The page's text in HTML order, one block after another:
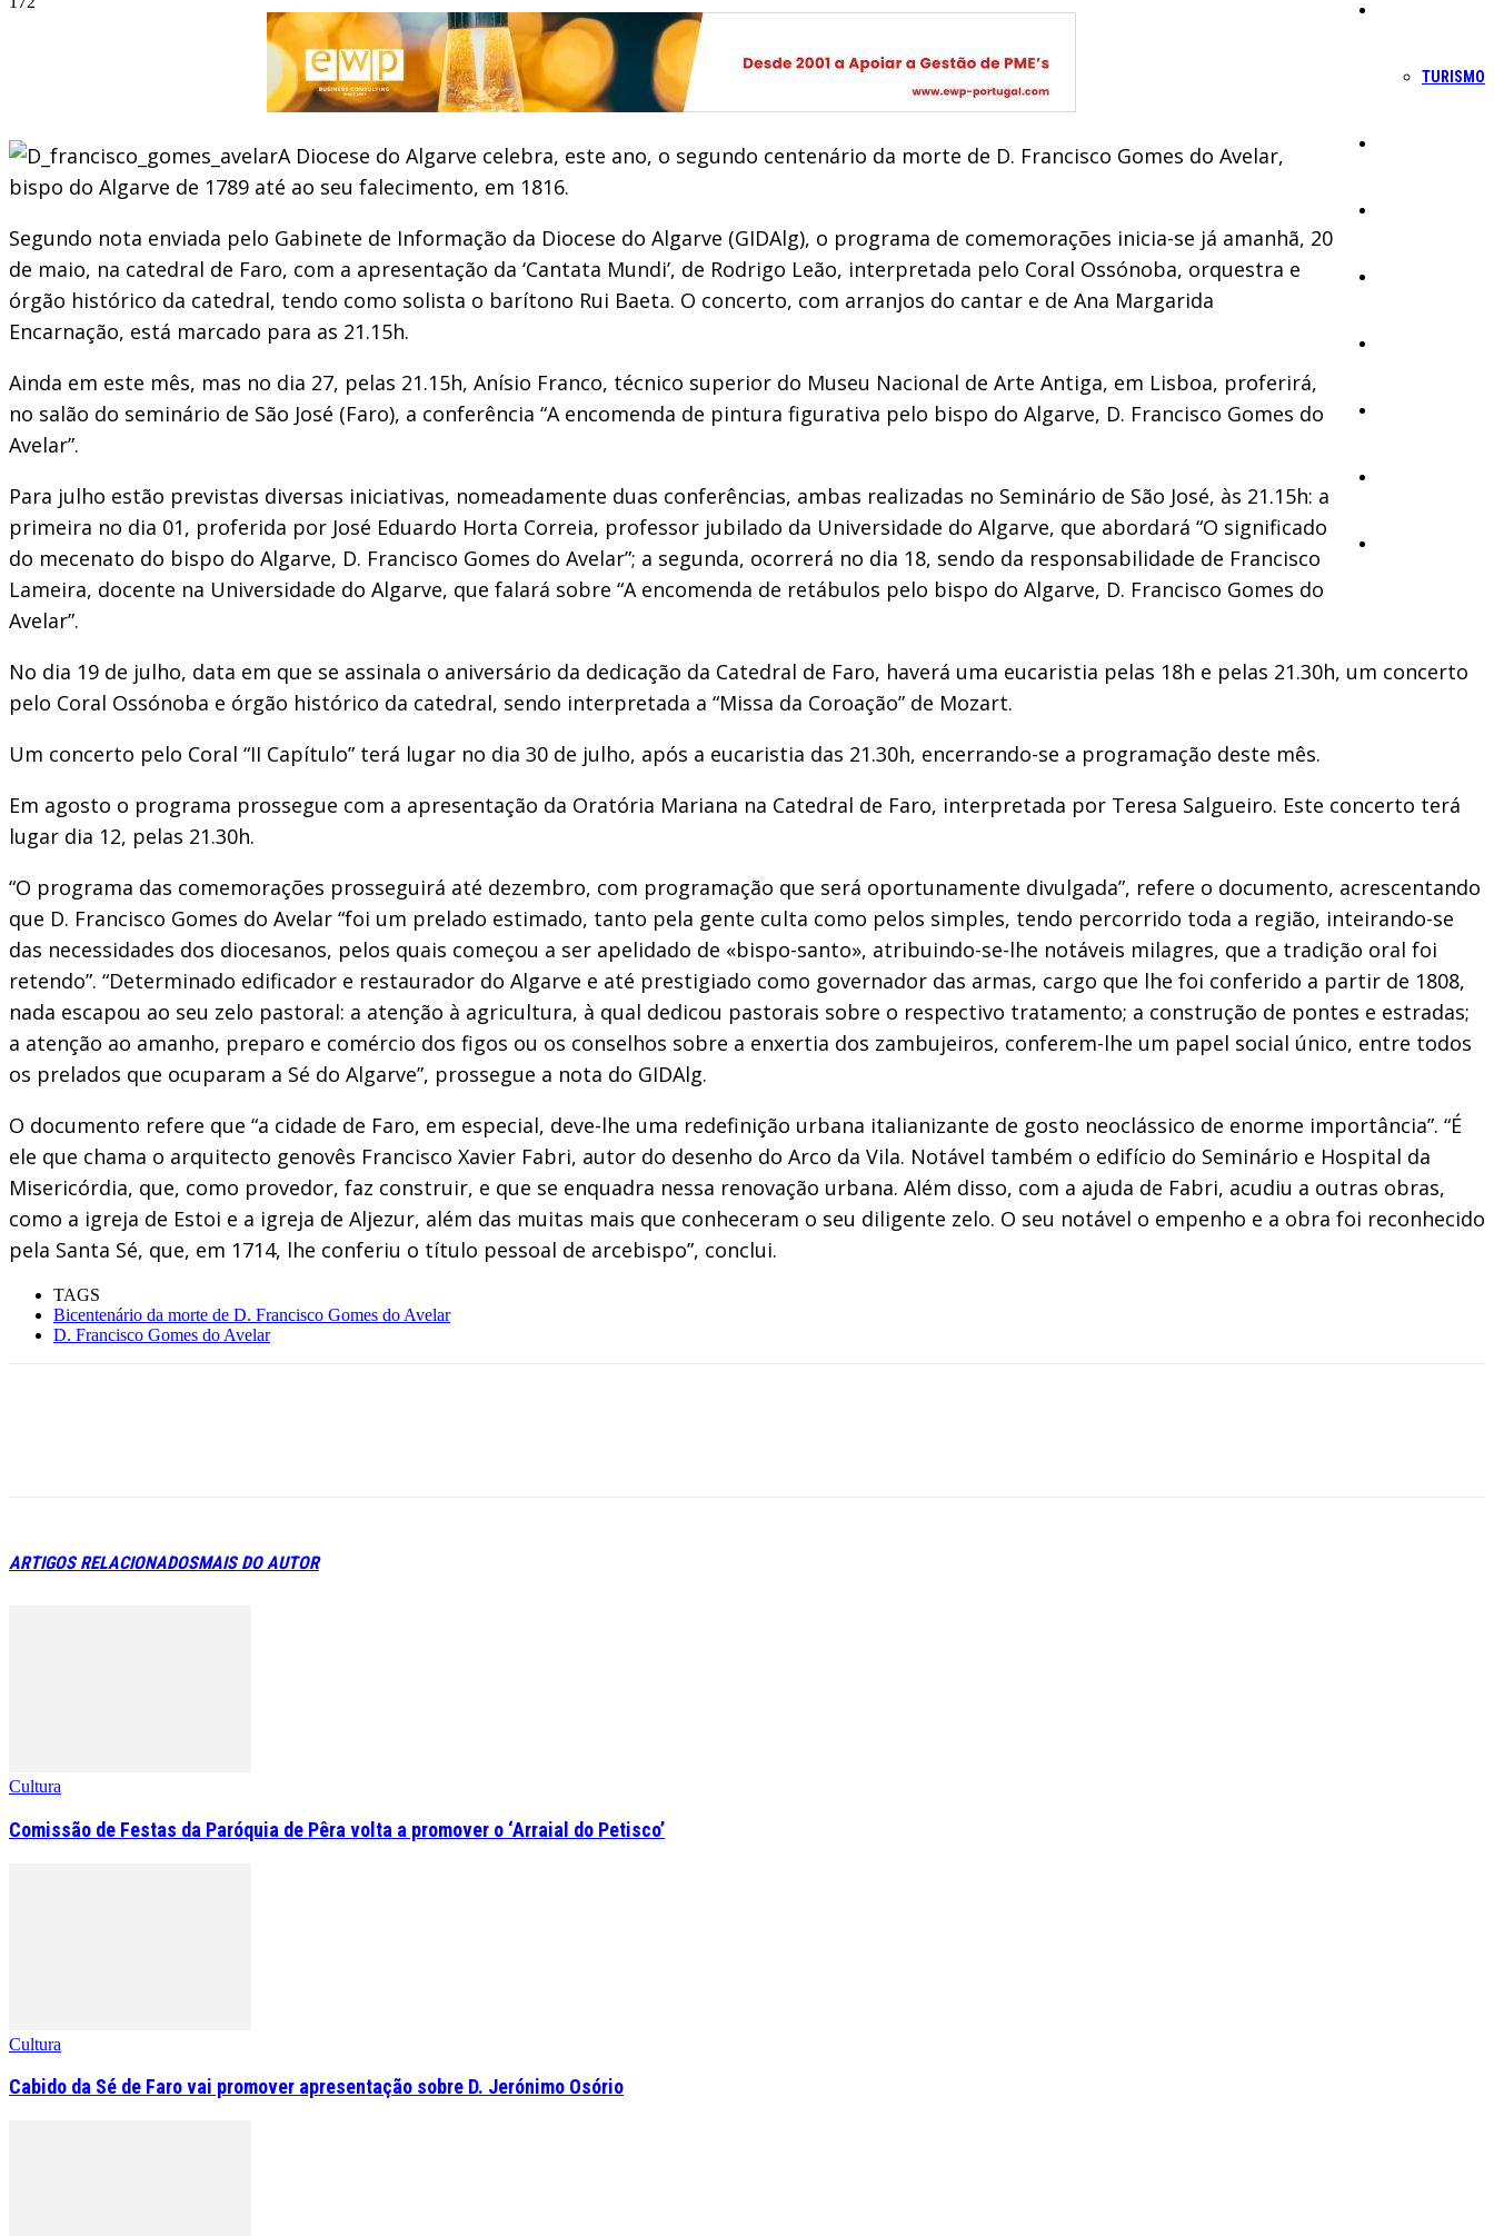
TURISMO
A Diocese do Algarve celebra, este ano, o segundo centenário da morte de D. Francisco Gomes do Avelar,
bispo do Algarve de 1789 até ao seu falecimento, em 1816.
Segundo nota enviada pelo Gabinete de Informação da Diocese do Algarve (GIDAlg), o programa de comemorações inicia-se já amanhã, 20
de maio, na catedral de Faro, com a apresentação da ‘Cantata Mundi’, de Rodrigo Leão, interpretada pelo Coral Ossónoba, orquestra e
órgão histórico da catedral, tendo como solista o barítono Rui Baeta. O concerto, com arranjos do cantar e de Ana Margarida
Encarnação, está marcado para as 21.15h.
Ainda em este mês, mas no dia 27, pelas 21.15h, Anísio Franco, técnico superior do Museu Nacional de Arte Antiga, em Lisboa, proferirá,
no salão do seminário de São José (Faro), a conferência “A encomenda de pintura figurativa pelo bispo do Algarve, D. Francisco Gomes do
Avelar”.
Para julho estão previstas diversas iniciativas, nomeadamente duas conferências, ambas realizadas no Seminário de São José, às 21.15h: a
primeira no dia 01, proferida por José Eduardo Horta Correia, professor jubilado da Universidade do Algarve, que abordará “O significado
do mecenato do bispo do Algarve, D. Francisco Gomes do Avelar”; a segunda, ocorrerá no dia 18, sendo da responsabilidade de Francisco
Lameira, docente na Universidade do Algarve, que falará sobre “A encomenda de retábulos pelo bispo do Algarve, D. Francisco Gomes do
Avelar”.
No dia 19 de julho, data em que se assinala o aniversário da dedicação da Catedral de Faro, haverá uma eucaristia pelas 18h e pelas 21.30h, um concerto
pelo Coral Ossónoba e órgão histórico da catedral, sendo interpretada a “Missa da Coroação” de Mozart.
Um concerto pelo Coral “II Capítulo” terá lugar no dia 30 de julho, após a eucaristia das 21.30h, encerrando-se a programação deste mês.
Em agosto o programa prossegue com a apresentação da Oratória Mariana na Catedral de Faro, interpretada por Teresa Salgueiro. Este concerto terá
lugar dia 12, pelas 21.30h.
“O programa das comemorações prosseguirá até dezembro, com programação que será oportunamente divulgada”, refere o documento, acrescentando
que D. Francisco Gomes do Avelar “foi um prelado estimado, tanto pela gente culta como pelos simples, tendo percorrido toda a região, inteirando-se
das necessidades dos diocesanos, pelos quais começou a ser apelidado de «bispo-santo», atribuindo-se-lhe notáveis milagres, que a tradição oral foi
retendo”. “Determinado edificador e restaurador do Algarve e até prestigiado como governador das armas, cargo que lhe foi conferido a partir de 1808,
nada escapou ao seu zelo pastoral: a atenção à agricultura, à qual dedicou pastorais sobre o respectivo tratamento; a construção de pontes e estradas;
a atenção ao amanho, preparo e comércio dos figos ou os conselhos sobre a enxertia dos zambujeiros, conferem-lhe um papel social único, entre todos
os prelados que ocuparam a Sé do Algarve”, prossegue a nota do GIDAlg.
O documento refere que “a cidade de Faro, em especial, deve-lhe uma redefinição urbana italianizante de gosto neoclássico de enorme importância”. “É
ele que chama o arquitecto genovês Francisco Xavier Fabri, autor do desenho do Arco da Vila. Notável também o edifício do Seminário e Hospital da
Misericórdia, que, como provedor, faz construir, e que se enquadra nessa renovação urbana. Além disso, com a ajuda de Fabri, acudiu a outras obras,
como a igreja de Estoi e a igreja de Aljezur, além das muitas mais que conheceram o seu diligente zelo. O seu notável o empenho e a obra foi reconhecido
pela Santa Sé, que, em 1714, lhe conferiu o título pessoal de arcebispo”, conclui.
TAGS
Bicentenário da morte de D. Francisco Gomes do Avelar
D. Francisco Gomes do Avelar
ARTIGOS RELACIONADOSMAIS DO AUTOR
Cultura
Comissão de Festas da Paróquia de Pêra volta a promover o ‘Arraial do Petisco’
Cultura
Cabido da Sé de Faro vai promover apresentação sobre D. Jerónimo Osório